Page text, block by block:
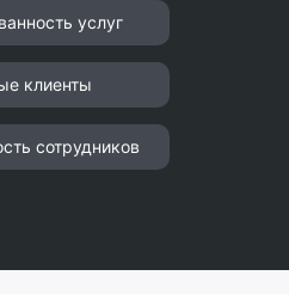
услуг
клиенты
сотрудников